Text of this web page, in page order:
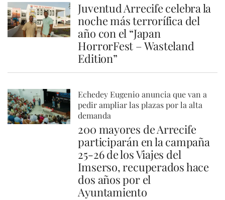
Juventud Arrecife celebra la
noche más terrorífica del
año con el “Japan
HorrorFest – Wasteland
Edition”
Echedey Eugenio anuncia que van a
pedir ampliar las plazas por la alta
demanda
200 mayores de Arrecife
participarán en la campaña
25-26 de los Viajes del
Imserso, recuperados hace
dos años por el
Ayuntamiento